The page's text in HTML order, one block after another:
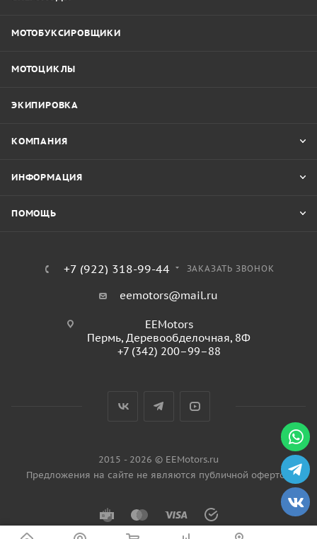
МОТОБУКСИРОВЩИКИ
МОТОЦИКЛЫ
ЭКИПИРОВКА
КОМПАНИЯ
ИНФОРМАЦИЯ
ПОМОЩЬ
+7 (922) 318-99-44 ЗАКАЗАТЬ ЗВОНОК
eemotors@mail.ru
EEMotors
Пермь, Деревообделочная, 8Ф
+7 (342) 200–99–88
2015 - 2026 © EEMotors.ru
Предложения на сайте не являются публичной офертой